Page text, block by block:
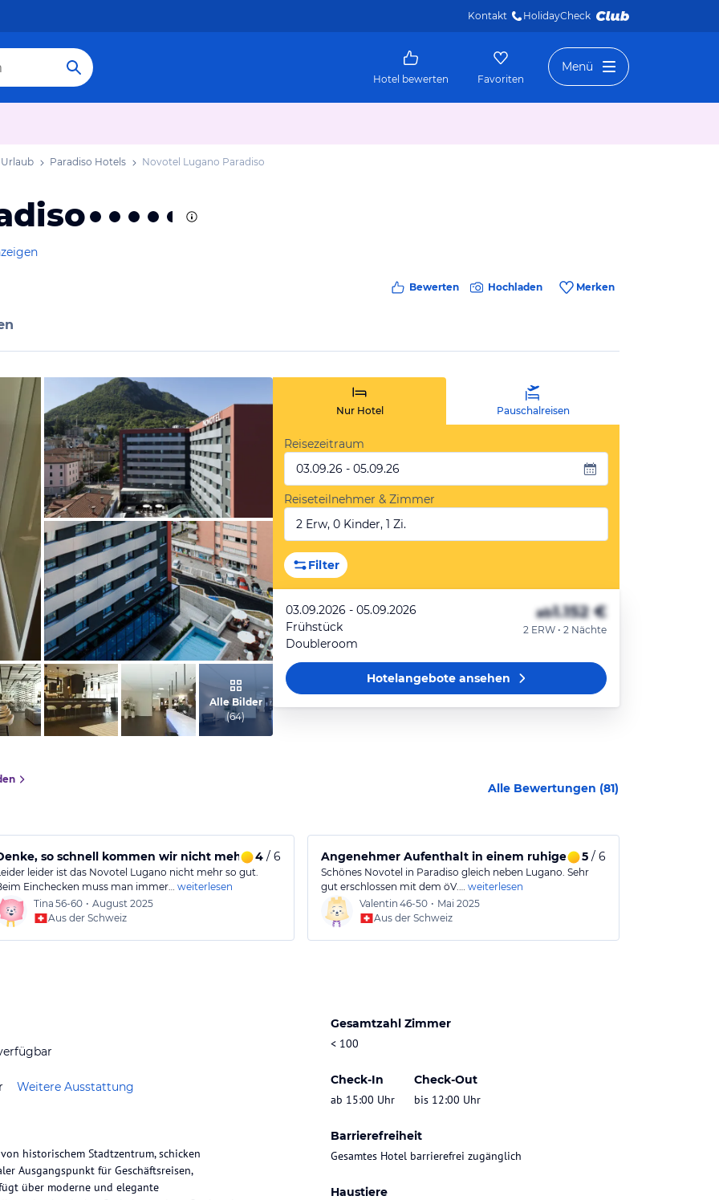
Kontakt HolidayCheck
Hotel bewerten Favoriten
Menü
Paradiso Hotels Novotel Lugano Paradiso
Bewerten Hochladen Merken
vom Hotelier, August 2013
vom Hotelier, August 2013
Alle Bilder
(64)
Nur Hotel Pauschalreisen
Reisezeitraum
03.09.26 - 05.09.26
Reiseteilnehmer & Zimmer
2 Erw, 0 Kinder, 1 Zi.
Filter
03.09.2026 - 05.09.2026
Frühstück
Doubleroom
ab1.152 €
2 ERW • 2 Nächte
Hotelangeboteansehen
Alle Bewertungen (81)
so schnell kommen wir nicht mehr 4/ 6
leider ist das Novotel Lugano nicht mehr so gut.
Einchecken muss man immer… weiterlesen
Tina 56-60 • August 2025
Aus der Schweiz
Angenehmer Aufenthalt in einem ruhigen und schönen Hotel
5/ 6
Schönes Novotel in Paradiso gleich neben Lugano. Sehr
gut erschlossen mit dem öV.… weiterlesen
Valentin 46-50 • Mai 2025
Aus der Schweiz
Weitere Ausstattung
Gesamtzahl Zimmer
< 100
Check-In
ab 15:00 Uhr
Check-Out
bis 12:00 Uhr
Barrierefreiheit
Gesamtes Hotel barrierefrei zugänglich
Haustiere
historischem Stadtzentrum, schicken
Ausgangspunkt für Geschäftsreisen,
über moderne und elegante